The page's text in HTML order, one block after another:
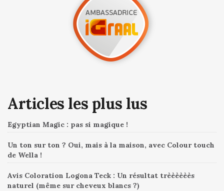
Articles les plus lus
Egyptian Magic : pas si magique !
Un ton sur ton ? Oui, mais à la maison, avec Colour touch
de Wella !
Avis Coloration Logona Teck : Un résultat trèèèèèès
naturel (même sur cheveux blancs ?)